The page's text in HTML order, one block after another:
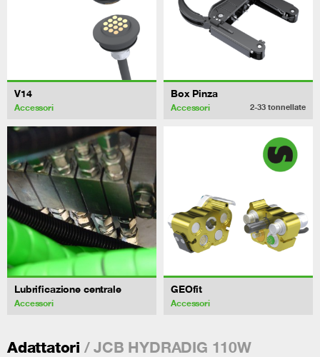
V14
Accessori
Box Pinza
Accessori 2-33 tonnellate
Lubrificazione centrale
Accessori
GEOfit
Accessori
Adattatori / JCB HYDRADIG 110W